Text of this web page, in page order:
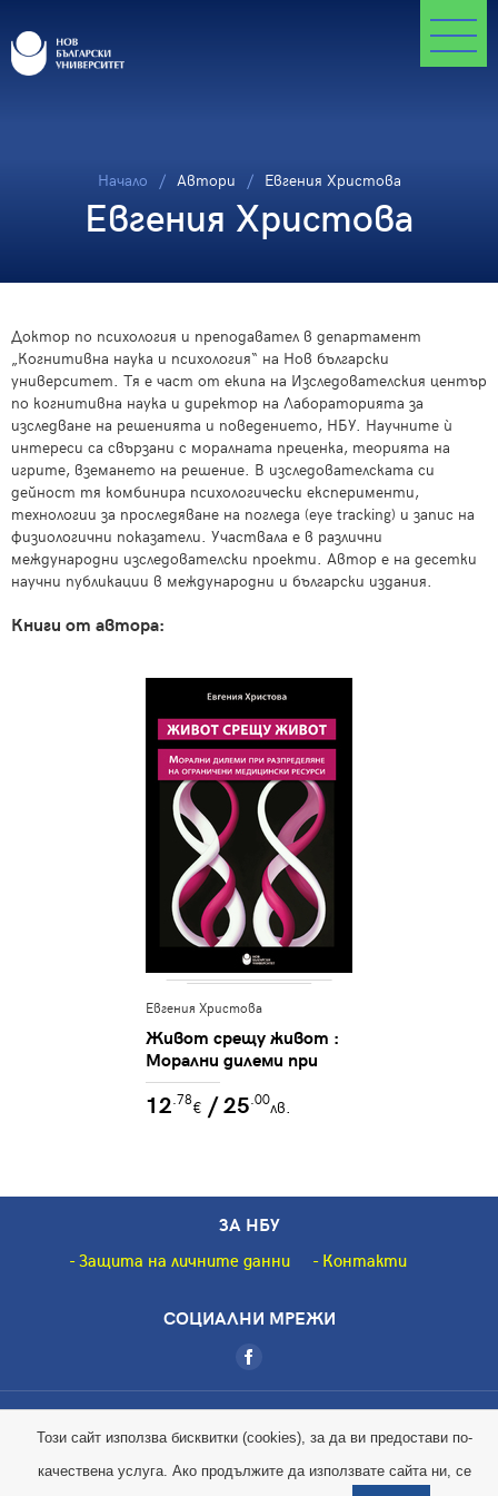
Начало Автори Евгения Христова
Евгения Христова
Доктор по психология и преподавател в департамент
„Когнитивна наука и психология“ на Нов български
университет. Тя е част от екипа на Изследователския център
по когнитивна наука и директор на Лабораторията за
изследване на решенията и поведението, НБУ. Научните ѝ
интереси са свързани с моралната преценка, теорията на
игрите, вземането на решение. В изследователската си
дейност тя комбинира психологически експерименти,
технологии за проследяване на погледа (eye tracking) и запис на
физиологични показатели. Участвала е в различни
международни изследователски проекти. Автор е на десетки
научни публикации в международни и български издания.
Книги от автора:
Евгения Христова
Живот срещу живот :
Морални дилеми при
разпределяне на
ограничени медицински
ресурси
12 .78€ / 25 .00лв.
ЗА НБУ
Защита на личните данни Контакти
СОЦИАЛНИ МРЕЖИ
Copyright © 2018 НБУ. Всички права запазени.
Този сайт използва бисквитки (cookies), за да ви предостави по-
качествена услуга. Ако продължите да използвате сайта ни, се